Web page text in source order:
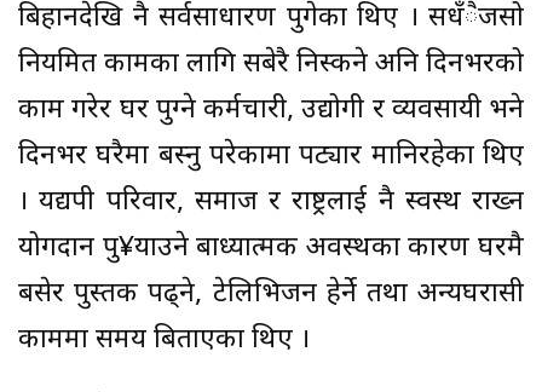
बिहानदेखि नै सर्वसाधारण पुगेका थिए । सधँैजसो
नियमित कामका लागि सबेरै निस्कने अनि दिनभरको
काम गरेर घर पुग्ने कर्मचारी, उद्योगी र व्यवसायी भने
दिनभर घरैमा बस्नु परेकामा पट्यार मानिरहेका थिए
। यद्यपी परिवार, समाज र राष्ट्रलाई नै स्वस्थ राख्न
योगदान पु¥याउने बाध्यात्मक अवस्थका कारण घरमै
बसेर पुस्तक पढ्ने, टेलिभिजन हेर्ने तथा अन्यघरासी
काममा समय बिताएका थिए ।